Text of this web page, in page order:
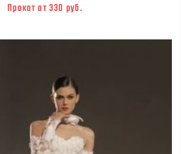
Прокат от 330 руб.